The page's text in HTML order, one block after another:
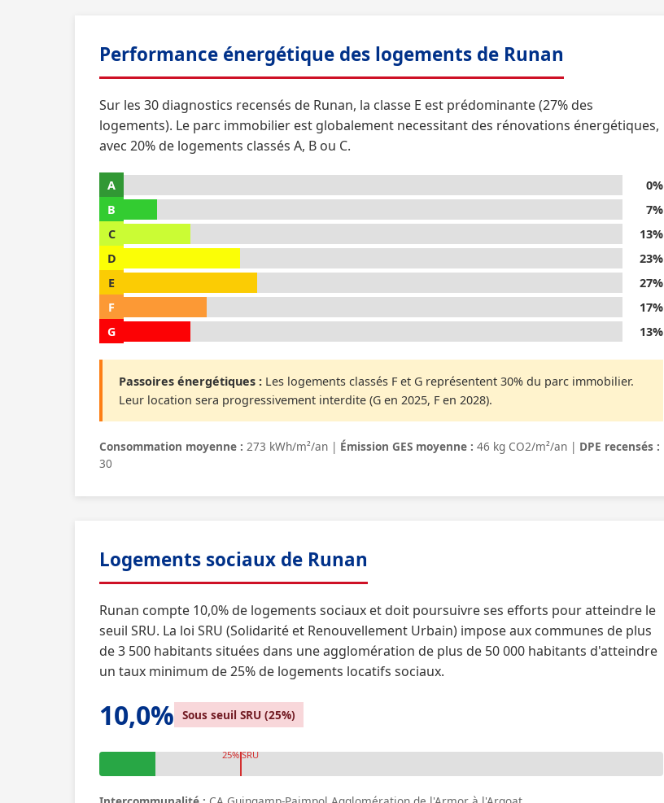
Performance énergétique des logements de Runan
Sur les 30 diagnostics recensés de Runan, la classe E est prédominante (27% des
logements). Le parc immobilier est globalement necessitant des rénovations énergétiques,
avec 20% de logements classés A, B ou C.
A
0%
B
7%
C
13%
D
23%
E
27%
F
17%
G
13%
Passoires énergétiques : Les logements classés F et G représentent 30% du parc immobilier.
Leur location sera progressivement interdite (G en 2025, F en 2028).
Consommation moyenne : 273 kWh/m²/an | Émission GES moyenne : 46 kg CO2/m²/an | DPE recensés :
30
Logements sociaux de Runan
Runan compte 10,0% de logements sociaux et doit poursuivre ses efforts pour atteindre le
seuil SRU. La loi SRU (Solidarité et Renouvellement Urbain) impose aux communes de plus
de 3 500 habitants situées dans une agglomération de plus de 50 000 habitants d'atteindre
un taux minimum de 25% de logements locatifs sociaux.
10,0% Sous seuil SRU (25%)
25% SRU